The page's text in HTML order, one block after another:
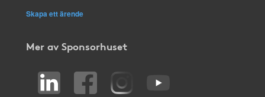
Skapa ett ärende
Mer av Sponsorhuset